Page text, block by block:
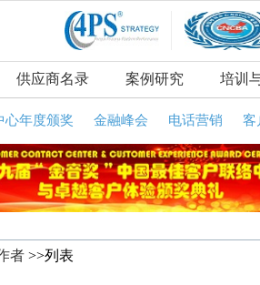
供应商名录 案例研究 培训
心年度颁奖 金融峰会 电话营销 客
者 >>列表